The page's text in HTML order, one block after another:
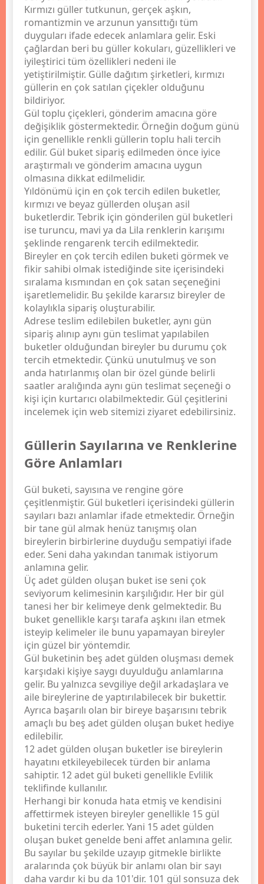
Kırmızı güller tutkunun, gerçek aşkın,
romantizmin ve arzunun yansıttığı tüm
duyguları ifade edecek anlamlara gelir. Eski
çağlardan beri bu güller kokuları, güzellikleri ve
iyileştirici tüm özellikleri nedeni ile
yetiştirilmiştir. Gülle dağıtım şirketleri, kırmızı
güllerin en çok satılan çiçekler olduğunu
bildiriyor.
Gül toplu çiçekleri, gönderim amacına göre
değişiklik göstermektedir. Örneğin doğum günü
için genellikle renkli güllerin toplu hali tercih
edilir. Gül buket sipariş edilmeden önce iyice
araştırmalı ve gönderim amacına uygun
olmasına dikkat edilmelidir.
Yıldönümü için en çok tercih edilen buketler,
kırmızı ve beyaz güllerden oluşan asil
buketlerdir. Tebrik için gönderilen gül buketleri
ise turuncu, mavi ya da Lila renklerin karışımı
şeklinde rengarenk tercih edilmektedir.
Bireyler en çok tercih edilen buketi görmek ve
fikir sahibi olmak istediğinde site içerisindeki
sıralama kısmından en çok satan seçeneğini
işaretlemelidir. Bu şekilde kararsız bireyler de
kolaylıkla sipariş oluşturabilir.
Adrese teslim edilebilen buketler, aynı gün
sipariş alınıp aynı gün teslimat yapılabilen
buketler olduğundan bireyler bu durumu çok
tercih etmektedir. Çünkü unutulmuş ve son
anda hatırlanmış olan bir özel günde belirli
saatler aralığında aynı gün teslimat seçeneği o
kişi için kurtarıcı olabilmektedir. Gül çeşitlerini
incelemek için web sitemizi ziyaret edebilirsiniz.
Güllerin Sayılarına ve Renklerine
Göre Anlamları
Gül buketi, sayısına ve rengine göre
çeşitlenmiştir. Gül buketleri içerisindeki güllerin
sayıları bazı anlamlar ifade etmektedir. Örneğin
bir tane gül almak henüz tanışmış olan
bireylerin birbirlerine duyduğu sempatiyi ifade
eder. Seni daha yakından tanımak istiyorum
anlamına gelir.
Üç adet gülden oluşan buket ise seni çok
seviyorum kelimesinin karşılığıdır. Her bir gül
tanesi her bir kelimeye denk gelmektedir. Bu
buket genellikle karşı tarafa aşkını ilan etmek
isteyip kelimeler ile bunu yapamayan bireyler
için güzel bir yöntemdir.
Gül buketinin beş adet gülden oluşması demek
karşıdaki kişiye saygı duyulduğu anlamlarına
gelir. Bu yalnızca sevgiliye değil arkadaşlara ve
aile bireylerine de yaptırılabilecek bir bukettir.
Ayrıca başarılı olan bir bireye başarısını tebrik
amaçlı bu beş adet gülden oluşan buket hediye
edilebilir.
12 adet gülden oluşan buketler ise bireylerin
hayatını etkileyebilecek türden bir anlama
sahiptir. 12 adet gül buketi genellikle Evlilik
teklifinde kullanılır.
Herhangi bir konuda hata etmiş ve kendisini
affettirmek isteyen bireyler genellikle 15 gül
buketini tercih ederler. Yani 15 adet gülden
oluşan buket genelde beni affet anlamına gelir.
Bu sayılar bu şekilde uzayıp gitmekle birlikte
aralarında çok büyük bir anlamı olan bir sayı
daha vardır ki bu da 101'dir. 101 gül sonsuza dek